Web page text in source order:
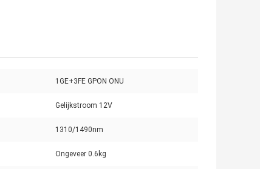
1GE+3FE GPON ONU
Gelijkstroom 12V
1310/1490nm
Ongeveer 0.6kg